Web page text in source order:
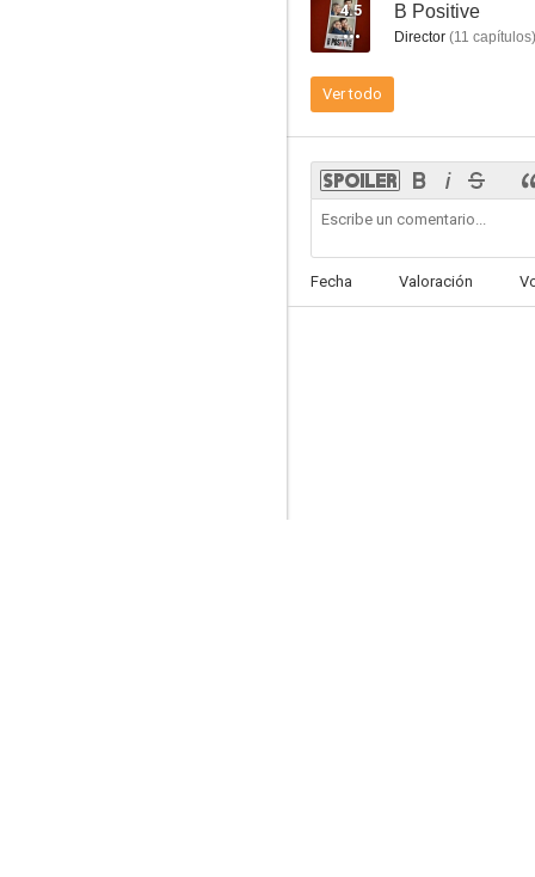
7.5
4.5 B Positive
Director (11 capítulos)
Ver todo
Fecha Valoración